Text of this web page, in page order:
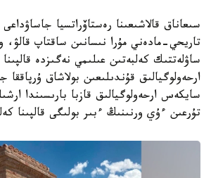
سىعاناق قالاشىعىنا رەستاۆراتسيا
تاريحي-مادەني مۇرا نىسانىن ساقتاپ قالۋ،
ساۋلەتتىك كەلبەتىن عىلىمي نەگىزدە
ارحەولوگيالىق قۇندىلىعىن بولاشاق ۇرپاققا
تۇرعىن ءۇي ورنىنىڭ ءبىر بولىگى قالپىنا